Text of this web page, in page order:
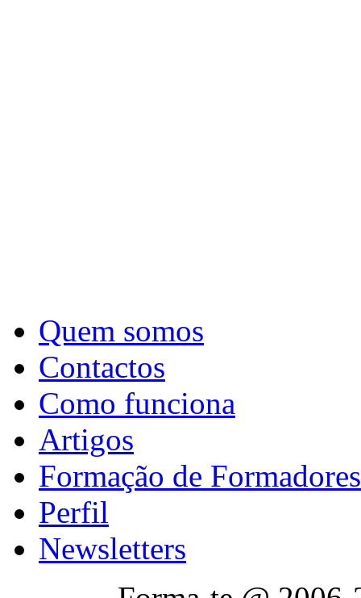
Quem somos
Contactos
Como funciona
Artigos
Formação de Formadores
Perfil
Newsletters